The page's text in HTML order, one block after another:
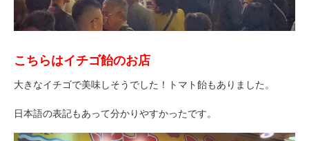
こちらはイチゴ飴のお店
大きなイチゴで美味しそうでした！トマト飴もありました。
日本語の表記もあって分かりやすかったです。